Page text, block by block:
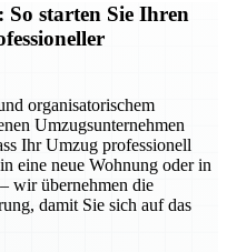
So starten Sie Ihren
organisatorischem
Umzugsunternehmen
Ihr Umzug professionell
eine neue Wohnung oder in
wir übernehmen die
damit Sie sich auf das